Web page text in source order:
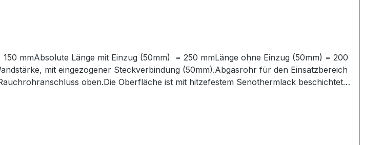
mmAbsolute Länge mit Einzug (50mm) = 250 mmLänge ohne Einzug (50mm) = 200
mit eingezogener Steckverbindung (50mm).Abgasrohr für den Einsatzbereich
oben.Die Oberfläche ist mit hitzefestem Senothermlack beschichtet,